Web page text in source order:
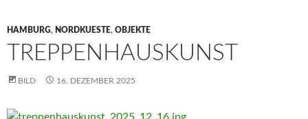
HAMBURG, NORDKUESTE, OBJEKTE
TREPPENHAUSKUNST
BILD 16. DEZEMBER 2025